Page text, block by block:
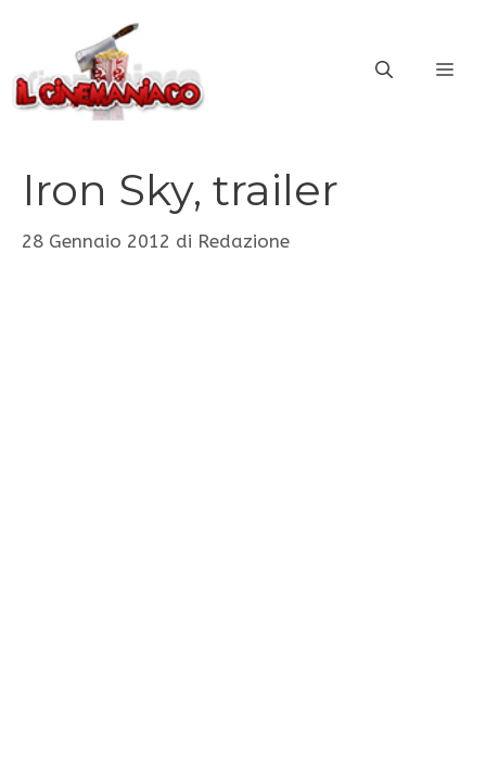
contenuto
Iron Sky, trailer
28 Gennaio 2012 di Redazione